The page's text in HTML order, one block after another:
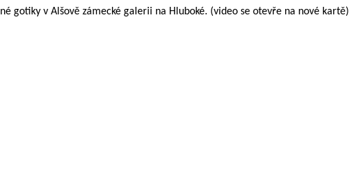
gotiky v Alšově zámecké galerii na Hluboké. (video se otevře na nové kartě)